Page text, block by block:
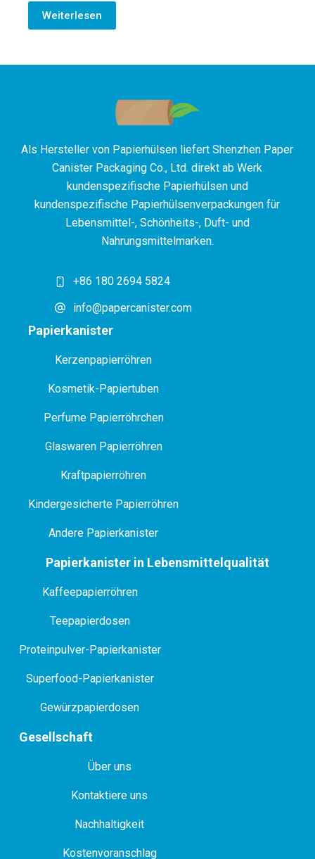
Weiterlesen
Als Hersteller von Papierhülsen liefert Shenzhen Paper
Canister Packaging Co., Ltd. direkt ab Werk
kundenspezifische Papierhülsen und
kundenspezifische Papierhülsenverpackungen für
Lebensmittel-, Schönheits-, Duft- und
Nahrungsmittelmarken.
+86 180 2694 5824
info@papercanister.com
Papierkanister
Kerzenpapierröhren
Kosmetik-Papiertuben
Perfume Papierröhrchen
Glaswaren Papierröhren
Kraftpapierröhren
Kindergesicherte Papierröhren
Andere Papierkanister
Papierkanister in Lebensmittelqualität
Kaffeepapierröhren
Teepapierdosen
Proteinpulver-Papierkanister
Superfood-Papierkanister
Gewürzpapierdosen
Gesellschaft
Über uns
Kontaktiere uns
Nachhaltigkeit
Kostenvoranschlag